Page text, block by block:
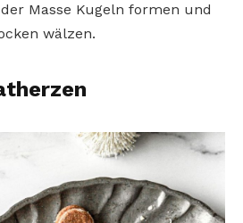
Masse Kugeln formen und
wälzen.